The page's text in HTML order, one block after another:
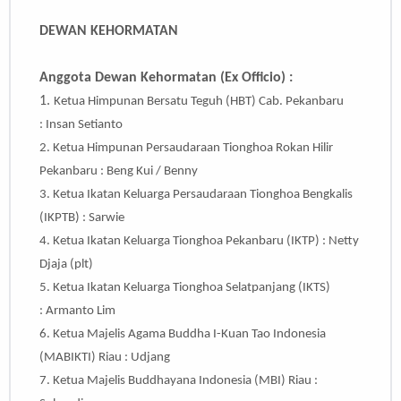
DEWAN KEHORMATAN
Anggota Dewan Kehormatan (Ex Officio) :
1. Ketua Himpunan Bersatu Teguh (HBT) Cab. Pekanbaru
: Insan Setianto
2. Ketua Himpunan Persaudaraan Tionghoa Rokan Hilir
Pekanbaru : Beng Kui / Benny
3. Ketua Ikatan Keluarga Persaudaraan Tionghoa Bengkalis
(IKPTB) : Sarwie
4. Ketua Ikatan Keluarga Tionghoa Pekanbaru (IKTP) : Netty
Djaja (plt)
5. Ketua Ikatan Keluarga Tionghoa Selatpanjang (IKTS)
: Armanto Lim
6. Ketua Majelis Agama Buddha I-Kuan Tao Indonesia
(MABIKTI) Riau : Udjang
7. Ketua Majelis Buddhayana Indonesia (MBI) Riau :